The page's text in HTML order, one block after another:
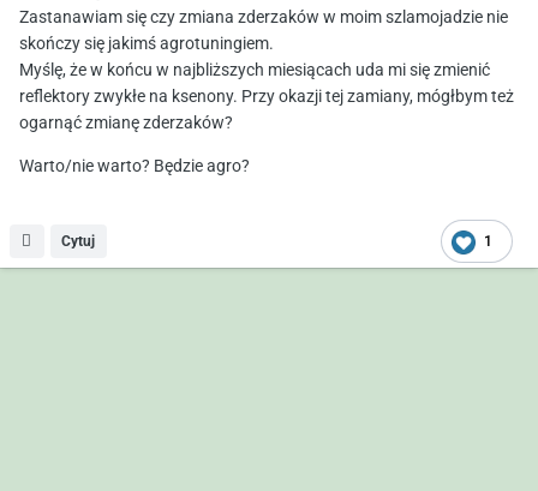
Zastanawiam się czy zmiana zderzaków w moim szlamojadzie nie
skończy się jakimś agrotuningiem.
Myślę, że w końcu w najbliższych miesiącach uda mi się zmienić
reflektory zwykłe na ksenony. Przy okazji tej zamiany, mógłbym też
ogarnąć zmianę zderzaków?
Warto/nie warto? Będzie agro?
1
Cytuj